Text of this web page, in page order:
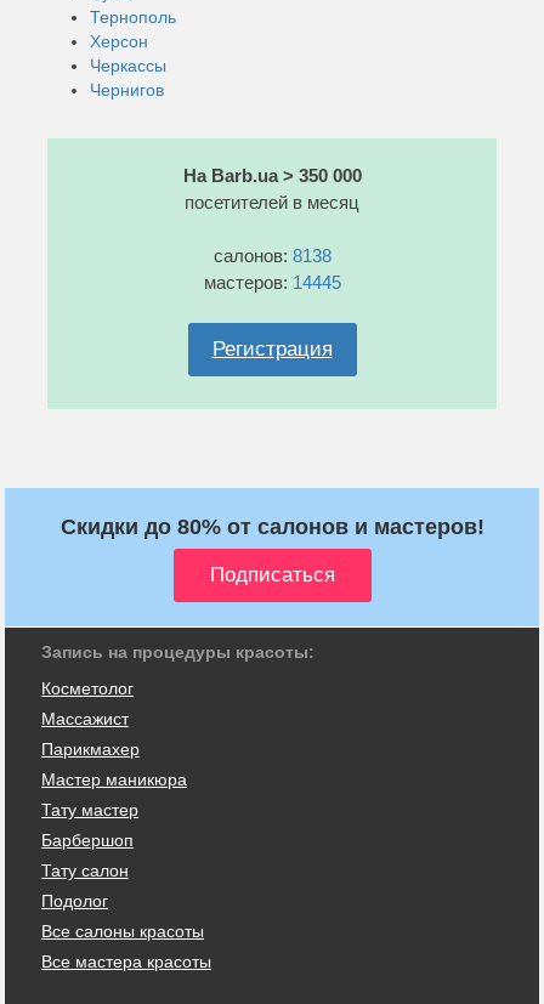
Тернополь
Херсон
Черкассы
Чернигов
На Barb.ua > 350 000
посетителей в месяц
салонов: 8138
мастеров: 14445
Регистрация
Скидки до 80% от салонов и мастеров!
Запись на процедуры красоты:
Косметолог
Массажист
Парикмахер
Мастер маникюра
Тату мастер
Барбершоп
Тату салон
Подолог
Все салоны красоты
Все мастера красоты